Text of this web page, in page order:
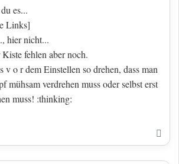
es...
Links]
hier nicht...
fehlen aber noch.
v o r dem Einstellen so drehen, dass man
mühsam verdrehen muss oder selbst erst
muss! :thinking: